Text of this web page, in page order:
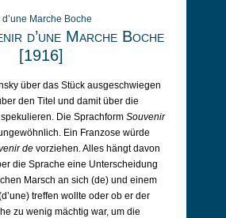
Marche Boche
d’une Marche Boche
[1916]
über das Stück ausgeschwiegen
den Titel und damit über die
Die Sprachform Souvenir
Ein Franzose würde
de vorziehen. Alles hängt davon
die Sprache eine Unterscheidung
Marsch an sich (de) und einem
treffen wollte oder ob er der
zu wenig mächtig war, um die